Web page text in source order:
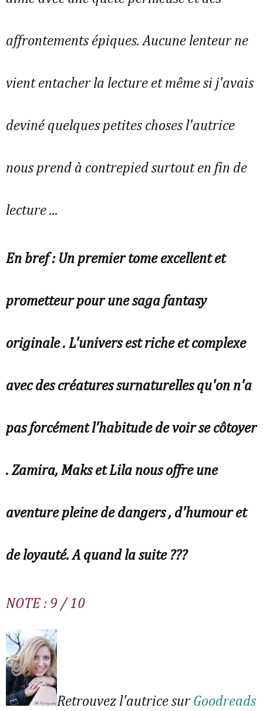
affrontements épiques. Aucune lenteur ne
vient entacher la lecture et même si j'avais
deviné quelques petites choses l'autrice
nous prend à contrepied surtout en fin de
lecture ...
En bref : Un premier tome excellent et
prometteur pour une saga fantasy
originale . L'univers est riche et complexe
avec des créatures surnaturelles qu'on n'a
pas forcément l'habitude de voir se côtoyer
. Zamira, Maks et Lila nous offre une
aventure pleine de dangers , d'humour et
de loyauté. A quand la suite ???
NOTE : 9 / 10
Retrouvez l'autrice sur Goodreads